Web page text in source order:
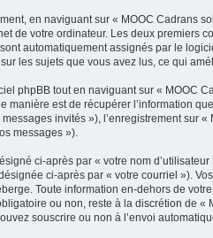
en naviguant sur « MOOC Cadrans
de votre ordinateur. Les deux premiers
automatiquement assignés par le
les sujets que vous avez lus, ce qui
phpBB tout en naviguant sur « MOOC
est de récupérer l’information
invités »), l’enregistrement
messages »).
ci-après par « votre nom
ci-après par « votre courriel »).
Toute information en-dehors de
ou non, reste à la discrétion de
souscrire ou non à l’envoi